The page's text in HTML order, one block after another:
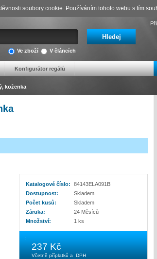
V článcích
Ve zboží
Konfigurátor regálů
koženka
Katalogové číslo:
84143ELA091B
Dostupnost:
Skladem
Počet kusů:
Skladem
Záruka:
24 Měsíců
Množství:
1 ks
:
237 Kč
Včetně příplatků a DPH
soubory cookie. Používáním tohoto webu s tím